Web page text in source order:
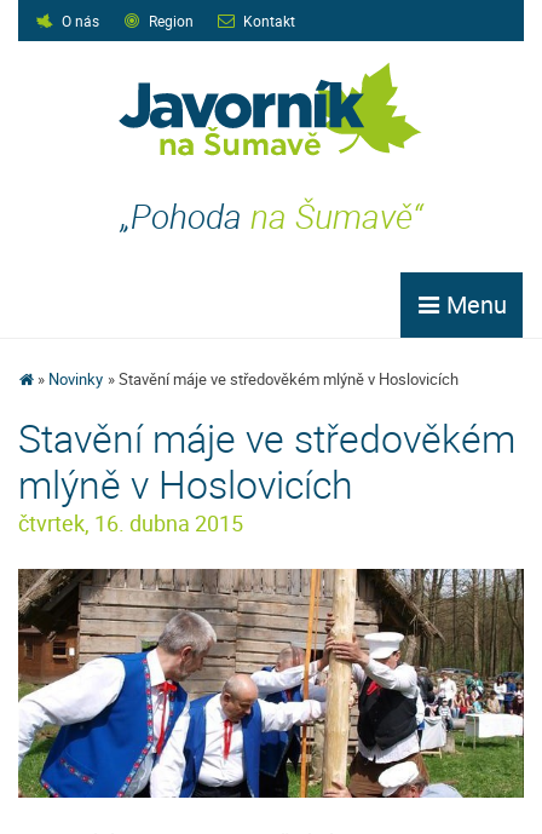
O nás Region Kontakt
„Pohoda na Šumavě“
Menu
Novinky Stavění máje ve středověkém mlýně v Hoslovicích
Stavění máje ve středověkém
mlýně v Hoslovicích
čtvrtek, 16. dubna 2015